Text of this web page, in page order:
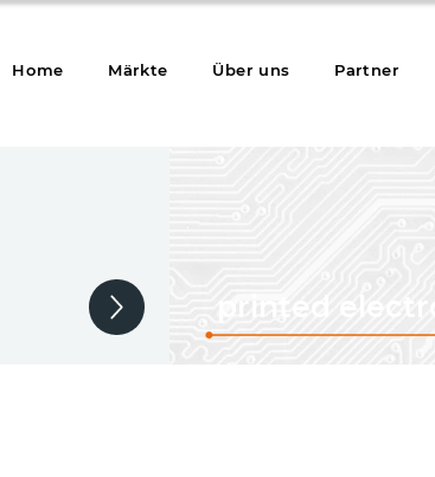
Home Märkte Über uns Partner